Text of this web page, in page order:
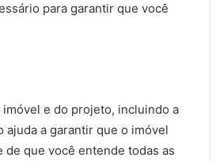
para garantir que você
e do projeto, incluindo a
a garantir que o imóvel
que você entende todas as